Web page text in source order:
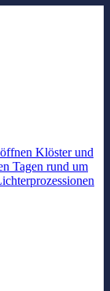
Klöster und
Tagen rund um